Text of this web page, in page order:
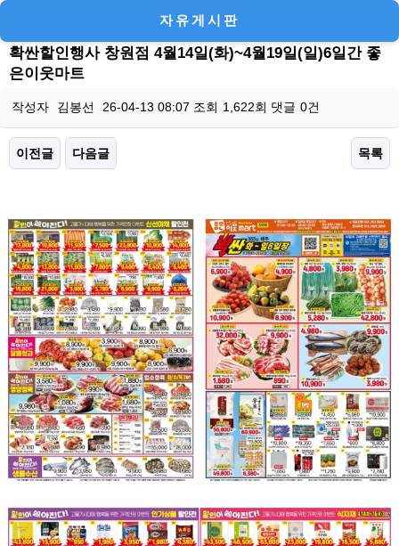
자유게시판
확싼할인행사 창원점 4월14일(화)~4월19일(일)6일간 좋
은이웃마트
작성자 김봉선 26-04-13 08:07 조회 1,622회 댓글 0건
이전글 다음글 목록
본문